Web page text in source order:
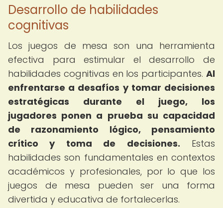
Desarrollo de habilidades
cognitivas
Los juegos de mesa son una herramienta
efectiva para estimular el desarrollo de
habilidades cognitivas en los participantes. Al
enfrentarse a desafíos y tomar decisiones
estratégicas durante el juego, los
jugadores ponen a prueba su capacidad
de razonamiento lógico, pensamiento
crítico y toma de decisiones. Estas
habilidades son fundamentales en contextos
académicos y profesionales, por lo que los
juegos de mesa pueden ser una forma
divertida y educativa de fortalecerlas.